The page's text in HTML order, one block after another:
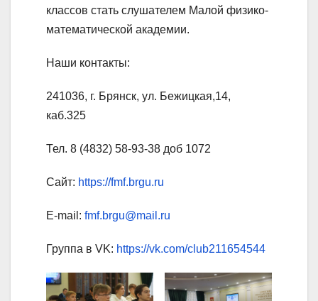
классов стать слушателем Малой физико-
математической академии.
Наши контакты:
241036, г. Брянск, ул. Бежицкая,14,
каб.325
Тел. 8 (4832) 58-93-38 доб 1072
Сайт: https://fmf.brgu.ru
E-mail: fmf.brgu@mail.ru
Группа в VK: https://vk.com/club211654544